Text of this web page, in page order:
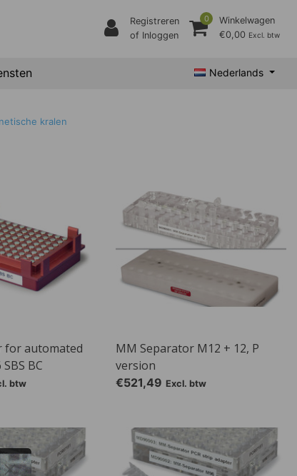
Registreren
of Inloggen
0
Winkelwagen
€0,00 Excl. btw
Nederlands
kralen
for automated
BC
btw
MM Separator M12 + 12, P
version
€521,49 Excl. btw